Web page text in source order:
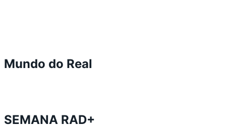
Mundo do Real
SEMANA RAD+